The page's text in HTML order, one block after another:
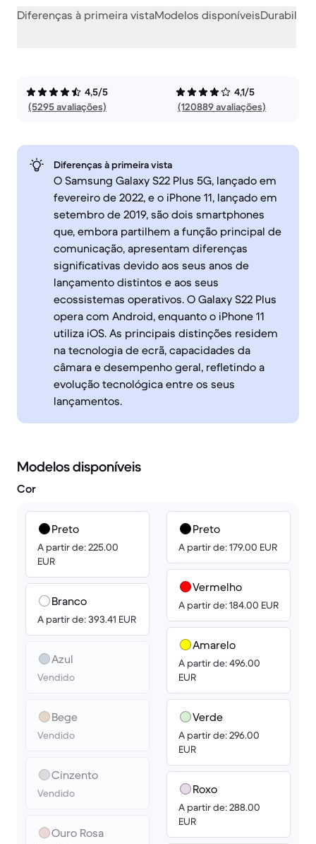
Diferenças à primeira vistaModelos disponíveis
4,5/5
(5295 avaliações)
4,1/5
(120889 avaliações)
Diferenças à primeira vista
O Samsung Galaxy S22 Plus 5G, lançado em
fevereiro de 2022, e o iPhone 11, lançado em
setembro de 2019, são dois smartphones
que, embora partilhem a função principal de
comunicação, apresentam diferenças
significativas devido aos seus anos de
lançamento distintos e aos seus
ecossistemas operativos. O Galaxy S22 Plus
opera com Android, enquanto o iPhone 11
utiliza iOS. As principais distinções residem
na tecnologia de ecrã, capacidades da
câmara e desempenho geral, refletindo a
evolução tecnológica entre os seus
lançamentos.
Modelos disponíveis
Cor
Preto
A partir de: 225.00
EUR
Branco
A partir de: 393.41 EUR
Azul
Vendido
Bege
Vendido
Cinzento
Vendido
Ouro Rosa
Preto
A partir de: 179.00 EUR
Vermelho
A partir de: 184.00 EUR
Amarelo
A partir de: 496.00
EUR
Verde
A partir de: 296.00
EUR
Roxo
A partir de: 288.00
EUR